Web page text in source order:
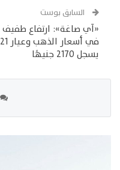
السابق بوست
«آي صاغة»: ارتفاع طفيف
في أسعار الذهب وعيار 21
يسجل 2170 جنيهًا